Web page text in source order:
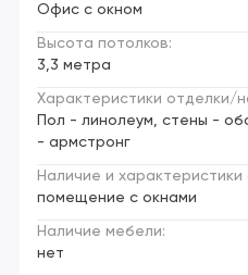
Офис с окном
Высота потолков:
3,3 метра
Характеристики отделки/
Пол - линолеум, стены -
- армстронг
Наличие и характеристики
помещение с окнами
Наличие мебели:
нет